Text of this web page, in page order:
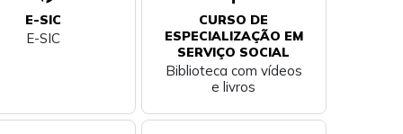
E-SIC
E-SIC
CURSO DE
ESPECIALIZAÇÃO EM
SERVIÇO SOCIAL
Biblioteca com vídeos
e livros